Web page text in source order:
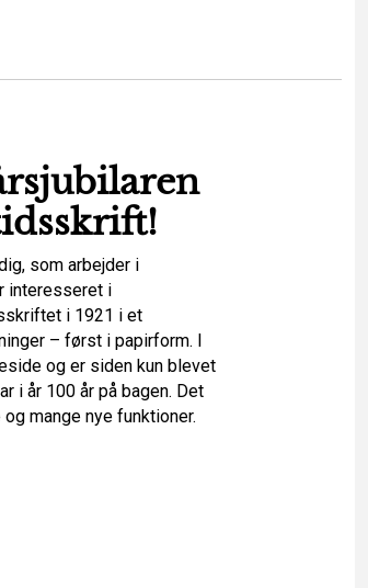
!
som arbejder i
interesseret i
i 1921 i et
– først i papirform. I
og er siden kun blevet
i år 100 år på bagen. Det
mange nye funktioner.